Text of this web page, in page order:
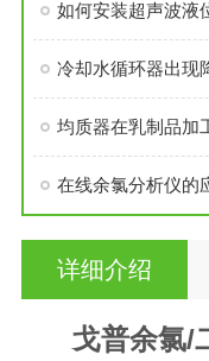
如何安装超声波液
冷却水循环器出现
均质器在乳制品加
在线余氯分析仪的
详细介绍
戈普余氯/